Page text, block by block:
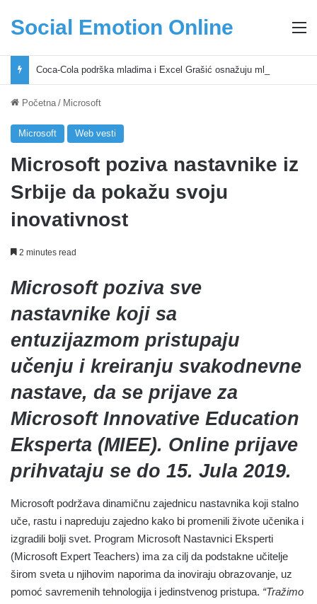
Social Emotion Online
Početna / Microsoft
Microsoft Web vesti
Microsoft poziva nastavnike iz
Srbije da pokažu svoju
inovativnost
2 minutes read
Microsoft poziva sve
nastavnike koji sa
entuzijazmom pristupaju
učenju i kreiranju svakodnevne
nastave, da se prijave za
Microsoft Innovative Education
Eksperta (MIEE). Online prijave
prihvataju se do 15. Jula 2019.
Microsoft podržava dinamičnu zajednicu nastavnika koji stalno
uče, rastu i napreduju zajedno kako bi promenili živote učenika i
izgradili bolji svet. Program Microsoft Nastavnici Eksperti
(Microsoft Expert Teachers) ima za cilj da podstakne učitelje
širom sveta u njihovim naporima da inoviraju obrazovanje, uz
pomoć savremenih tehnologija i jedinstvenog pristupa. “Tražimo